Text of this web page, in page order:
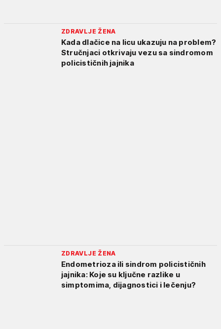
ZDRAVLJE ŽENA
Kada dlačice na licu ukazuju na problem?
Stručnjaci otkrivaju vezu sa sindromom
policističnih jajnika
ZDRAVLJE ŽENA
Endometrioza ili sindrom policističnih
jajnika: Koje su ključne razlike u
simptomima, dijagnostici i lečenju?